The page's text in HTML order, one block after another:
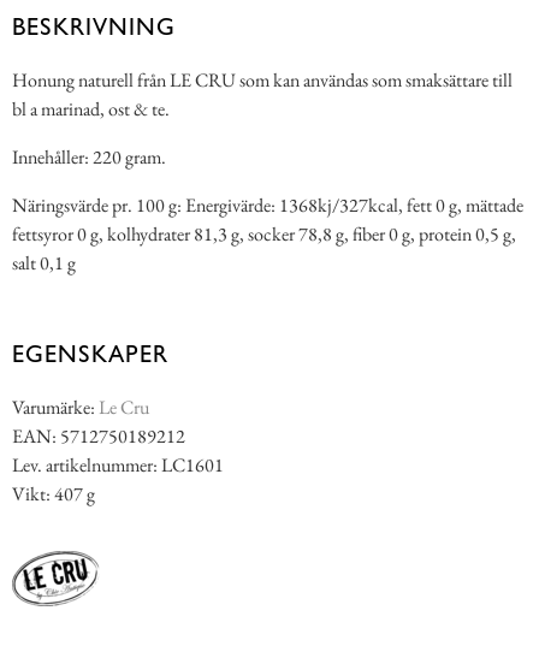
BESKRIVNING
Honung naturell från LE CRU som kan användas som smaksättare till
bl a marinad, ost & te.
Innehåller: 220 gram.
Näringsvärde pr. 100 g: Energivärde: 1368kj/327kcal, fett 0 g, mättade
fettsyror 0 g, kolhydrater 81,3 g, socker 78,8 g, fiber 0 g, protein 0,5 g,
salt 0,1 g
EGENSKAPER
Varumärke: Le Cru
EAN: 5712750189212
Lev. artikelnummer: LC1601
Vikt: 407 g